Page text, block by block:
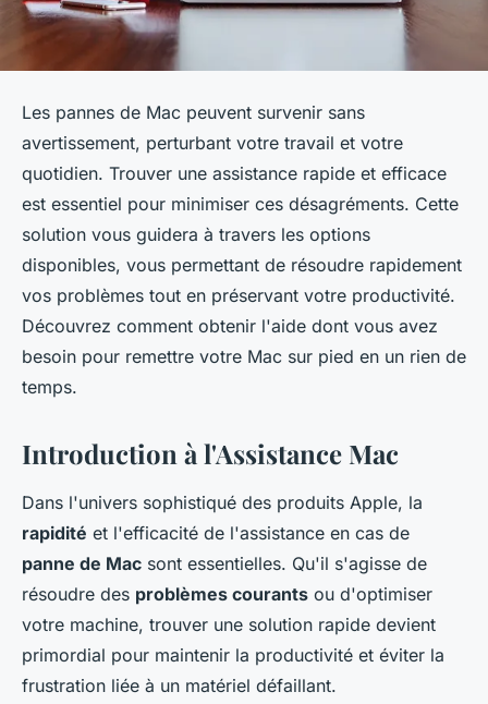
Les pannes de Mac peuvent survenir sans
avertissement, perturbant votre travail et votre
quotidien. Trouver une assistance rapide et efficace
est essentiel pour minimiser ces désagréments. Cette
solution vous guidera à travers les options
disponibles, vous permettant de résoudre rapidement
vos problèmes tout en préservant votre productivité.
Découvrez comment obtenir l'aide dont vous avez
besoin pour remettre votre Mac sur pied en un rien de
temps.
Introduction à l'Assistance Mac
Dans l'univers sophistiqué des produits Apple, la
rapidité et l'efficacité de l'assistance en cas de
panne de Mac sont essentielles. Qu'il s'agisse de
résoudre des problèmes courants ou d'optimiser
votre machine, trouver une solution rapide devient
primordial pour maintenir la productivité et éviter la
frustration liée à un matériel défaillant.